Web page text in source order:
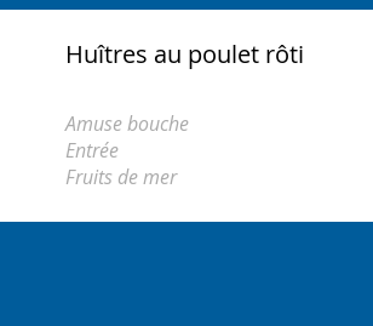
Huîtres au poulet rôti
Amuse bouche
Entrée
Fruits de mer